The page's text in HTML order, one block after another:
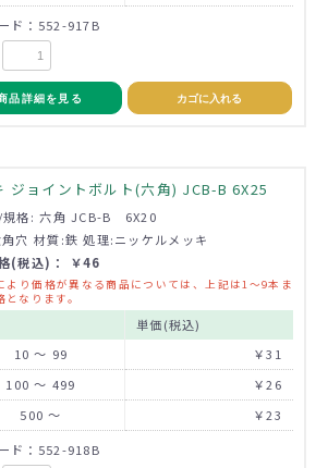
ド：552-917B
品詳細を見る カゴに入れる
ジョイントボルト(六角) JCB-B 6X25
規格: 六角 JCB-B 6X20
穴 材質:鉄 処理:ニッケルメッキ
(税込)： ￥46
り価格が異なる商品については、上記は1～9本ま
となります。
単価(税込)
10 ～ 99
￥31
100 ～ 499
￥26
500 ～
￥23
ド：552-918B